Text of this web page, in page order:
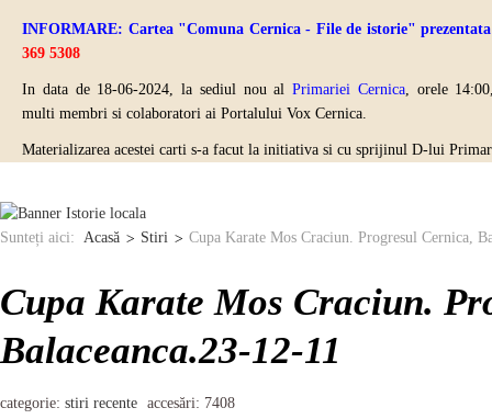
INFORMARE: Cartea "Comuna Cernica - File de istorie"
369 5308
In data de 18-06-2024, la sediul nou alPrimariei Cernica, orele
multi membri si colaboratori ai Portalului Vox Cernica.
Materializarea acestei carti s-a facut la initiativa si cu sprijinul D-lui
Sunteți aici: Acasă Stiri Cupa Karate Mos Craciun. Progresul Cernica,
Cupa Karate Mos Craciun.
Balaceanca.23-12-11
categorie: stiri recente accesări: 7408